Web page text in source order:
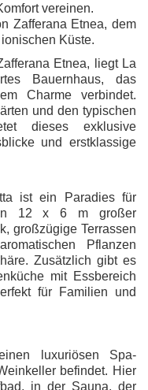
vereinen.
Zafferana Etnea, dem
Küste.
Etnea, liegt La
Bauernhaus, das
Charme verbindet.
und den typischen
dieses exklusive
und erstklassige
ist ein Paradies für
12 x 6 m großer
großzügige Terrassen
Pflanzen
Zusätzlich gibt es
mit Essbereich
für Familien und
luxuriösen Spa-
befindet. Hier
in der Sauna, der